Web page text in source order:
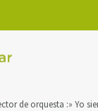
de orquesta :» Yo